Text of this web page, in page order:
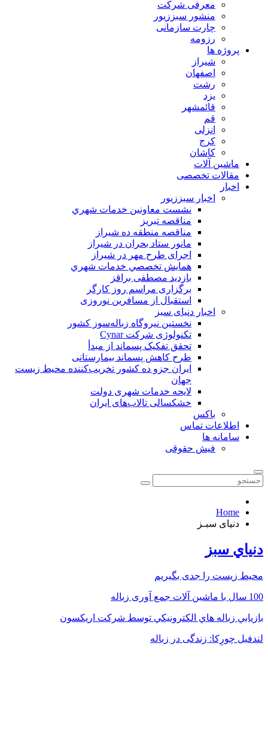
معرفی شرکت
منشور سبززیور
چارت سازمانی
رزومه
پروژه ها
شیراز
اصفهان
رشت
یزد
قائمشهر
قم
انزلی
کرج
کاشان
ماشین آلات
مقالات تخصصی
اخبار
اخبار سبززیور
نشست معاونين خدمات شهري
مناقصه تبريز
مناقصه منطقه ده شیراز
مانور ستاد بحران در شیراز
اجرای طرح مهر در شیراز
همايش تخصصي خدمات شهري
بازدید مصطفی براقز
برگزاری مراسم روز کارگر
استقبال از مسافرین نوروزی
اخبار دنیای سبز
نخستین نیروگاه زباله‌سوز کشور
تکنولوژی شرکت Cynar
تحقق تفکیک پسماند از مبدأ
طرح کاهش پسماند بیمارستانی
ايران جزو ده كشور تخريب‌كننده محيط زيست
جهان
لایحه خدمات شهری دولت
خشکسالی تالاب‌های ایران
باکس
اطلاعات تماس
سامانه ها
فیش حقوقی
Home
دنیای سبـز
دنياي سبز
محیط زیست را جدی بگیریم
100 سال با ماشین آلات جمع آوری زباله
بازيابي زباله هاي الكترونيكي توسط شركت اريكسون
لندفیل چورِکا: زندگی در زباله